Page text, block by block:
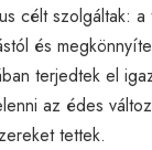
célt szolgáltak:
és
terjedtek el
az édes
tettek.